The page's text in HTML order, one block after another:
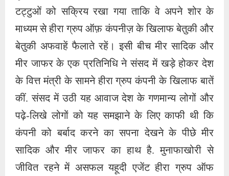
टट्टुओं को सक्रिय रखा गया ताकि वे अपने शोर के
माध्यम से हीरा ग्रुप ऑफ़ कंपनीज़ के खिलाफ बेतुकी और
बेतुकी अफवाहें फैलाते रहें। इसी बीच मीर सादिक और
मीर जाफर के एक प्रतिनिधि ने संसद में खड़े होकर देश
के वित्त मंत्री के सामने हीरा ग्रुप कंपनी के खिलाफ बातें
कीं. संसद में उठी यह आवाज देश के गणमान्य लोगों और
पढ़े-लिखे लोगों को यह समझाने के लिए काफी थी कि
कंपनी को बर्बाद करने का सपना देखने के पीछे मीर
सादिक और मीर जाफर का हाथ है. मुनाफाखोरी से
जीवित रहने में असफल यहूदी एजेंट हीरा ग्रुप ऑफ